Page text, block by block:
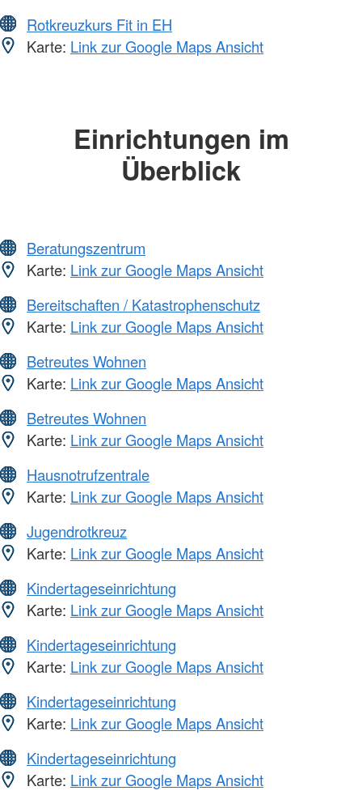
Rotkreuzkurs Fit in EH
Karte: Link zur Google Maps Ansicht
Einrichtungen im
Überblick
Beratungszentrum
Karte: Link zur Google Maps Ansicht
Bereitschaften / Katastrophenschutz
Karte: Link zur Google Maps Ansicht
Betreutes Wohnen
Karte: Link zur Google Maps Ansicht
Betreutes Wohnen
Karte: Link zur Google Maps Ansicht
Hausnotrufzentrale
Karte: Link zur Google Maps Ansicht
Jugendrotkreuz
Karte: Link zur Google Maps Ansicht
Kindertageseinrichtung
Karte: Link zur Google Maps Ansicht
Kindertageseinrichtung
Karte: Link zur Google Maps Ansicht
Kindertageseinrichtung
Karte: Link zur Google Maps Ansicht
Kindertageseinrichtung
Karte: Link zur Google Maps Ansicht